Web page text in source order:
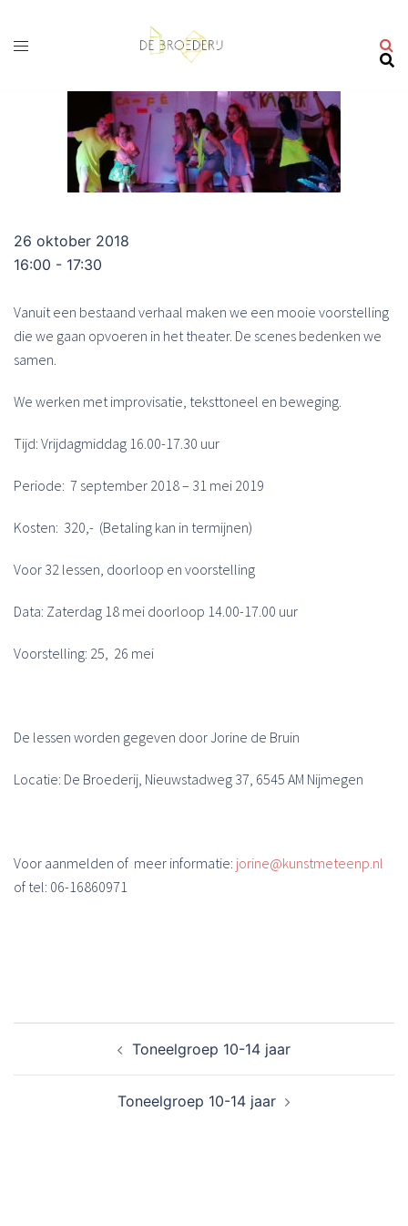
26 oktober 2018
16:00 - 17:30
Vanuit een bestaand verhaal maken we een mooie voorstelling
die we gaan opvoeren in het theater. De scenes bedenken we
samen.
We werken met improvisatie, teksttoneel en beweging.
Tijd: Vrijdagmiddag 16.00-17.30 uur
Periode: 7 september 2018 – 31 mei 2019
Kosten: 320,- (Betaling kan in termijnen)
Voor 32 lessen, doorloop en voorstelling
Data: Zaterdag 18 mei doorloop 14.00-17.00 uur
Voorstelling: 25, 26 mei
De lessen worden gegeven door Jorine de Bruin
Locatie: De Broederij, Nieuwstadweg 37, 6545 AM Nijmegen
Voor aanmelden of meer informatie: jorine@kunstmeteenp.nl
of tel: 06-16860971
Toneelgroep 10-14 jaar
Toneelgroep 10-14 jaar